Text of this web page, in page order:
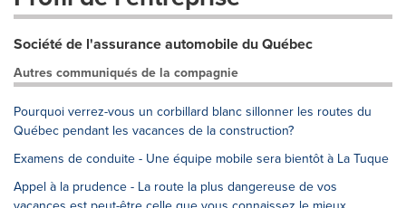
Société de l'assurance automobile du Québec
Autres communiqués de la compagnie
Pourquoi verrez-vous un corbillard blanc sillonner les routes du
Québec pendant les vacances de la construction?
Examens de conduite - Une équipe mobile sera bientôt à La Tuque
Appel à la prudence - La route la plus dangereuse de vos